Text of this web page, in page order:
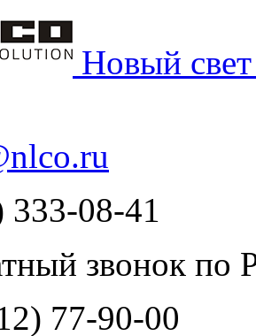
Новый
nlco.ru
333-08-41
звонок по
77-90-00